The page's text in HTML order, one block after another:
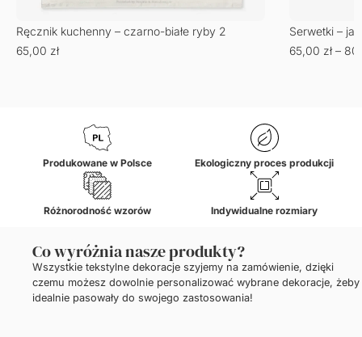
Ręcznik kuchenny – czarno-białe ryby 2
65,00 zł
Serwetki –
65,00 zł –
Produkowane w Polsce Ekologiczny proces produkcji
Różnorodność wzorów Indywidualne rozmiary
Co wyróżnia nasze produkty?
Wszystkie tekstylne dekoracje szyjemy na zamówienie, dzięki
czemu możesz dowolnie personalizować wybrane dekoracje, żeby
idealnie pasowały do swojego zastosowania!